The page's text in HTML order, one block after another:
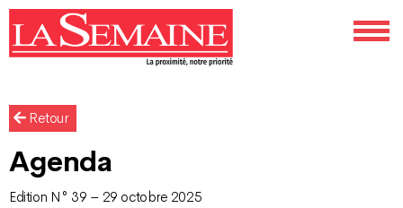
Retour
Agenda
Edition N° 39 – 29 octobre 2025